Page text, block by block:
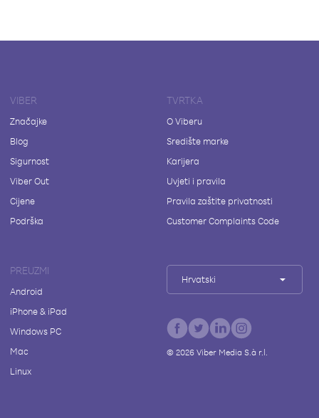
VIBER
Značajke
Blog
Sigurnost
Viber Out
Cijene
Podrška
TVRTKA
O Viberu
Središte marke
Karijera
Uvjeti i pravila
Pravila zaštite privatnosti
Customer Complaints Code
PREUZMI
Android
iPhone & iPad
Windows PC
Mac
Linux
Hrvatski
© 2026Viber Media S.à r.l.